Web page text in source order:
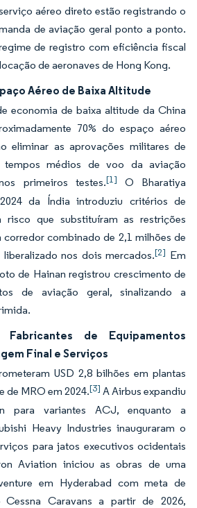
aéreo direto estão registrando o
de aviação geral ponto a ponto.
de registro com eficiência fiscal
de aeronaves de Hong Kong.
Aéreo de Baixa Altitude
economia de baixa altitude da China
70% do espaço aéreo
eliminar as aprovações militares de
tempos médios de voo da aviação
primeiros testes.[1]
O Bharatiya
da Índia introduziu critérios de
risco que substituíram as restrições
combinado de 2,1 milhões de
nos dois mercados.[2] Em
de Hainan registrou crescimento de
de aviação geral, sinalizando a
de Equipamentos
Final e Serviços
USD 2,8 bilhões em plantas
de MRO em 2024.[3] A Airbus expandiu
para variantes ACJ, enquanto a
Heavy Industries inauguraram o
para jatos executivos ocidentais
Aviation iniciou as obras de uma
em Hyderabad com meta de
Caravans a partir de 2026,